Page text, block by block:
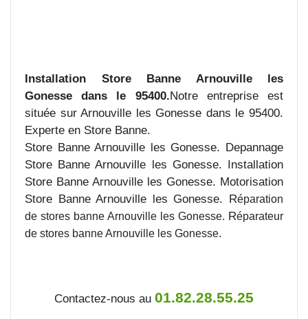
Installation Store Banne Arnouville les
Gonesse dans le 95400.Notre entreprise est
située sur Arnouville les Gonesse dans le 95400.
Experte en Store Banne.
Store Banne Arnouville les Gonesse. Depannage
Store Banne Arnouville les Gonesse. Installation
Store Banne Arnouville les Gonesse. Motorisation
Store Banne Arnouville les Gonesse. Réparation
de stores banne Arnouville les Gonesse. Réparateur
de stores banne Arnouville les Gonesse.
Contactez-nous au 01.82.28.55.25